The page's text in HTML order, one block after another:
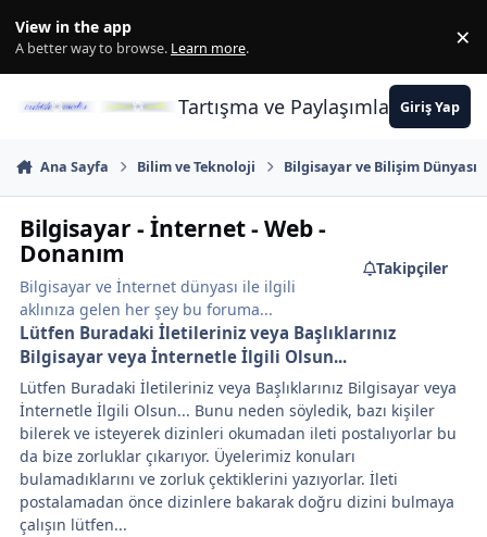
View in the app
A better way to browse. Learn more. ×
Tartışma ve PaylaşımlarınGiriş Yap
Ana Sayfa Bilim ve Teknoloji Bilgisayar ve Bilişim Dünyası
Bilgisayar - İnternet - Web -
Donanım
Bilgisayar ve İnternet dünyası ile ilgili
aklınıza gelen her şey bu foruma...
Takipçiler
Lütfen Buradaki İletileriniz veya Başlıklarınız
Bilgisayar veya İnternetle İlgili Olsun...
Lütfen Buradaki İletileriniz veya Başlıklarınız Bilgisayar veya
İnternetle İlgili Olsun... Bunu neden söyledik, bazı kişiler
bilerek ve isteyerek dizinleri okumadan ileti postalıyorlar bu
da bize zorluklar çıkarıyor. Üyelerimiz konuları
bulamadıklarını ve zorluk çektiklerini yazıyorlar. İleti
postalamadan önce dizinlere bakarak doğru dizini bulmaya
çalışın lütfen...